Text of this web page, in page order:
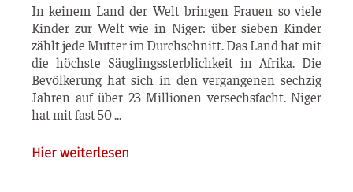
In kei­nem Land der Welt brin­gen Frau­en so vie­le
Kin­der zur Welt wie in Niger: über sie­ben Kin­der
zählt jede Mut­ter im Durch­schnitt. Das Land hat mit
die höchs­te Säug­lings­sterb­lich­keit in Afri­ka. Die
Bevöl­ke­rung hat sich in den ver­gan­ge­nen sech­zig
Jah­ren auf über 23 Mil­lio­nen ver­sechs­facht. Niger
hat mit fast 50
Hier weiterlesen